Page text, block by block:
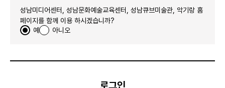
성남미디어센터, 성남문화예술교육센터, 성남큐브미술관, 악기랑 홈
페이지를 함께 이용 하시겠습니까?
예
아니오
로그인